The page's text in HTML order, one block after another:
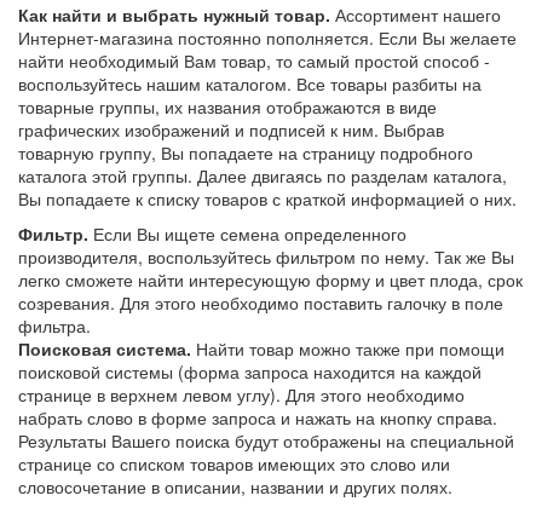
Как найти и выбрать нужный товар. Ассортимент нашего
Интернет-магазина постоянно пополняется. Если Вы желаете
найти необходимый Вам товар, то самый простой способ -
воспользуйтесь нашим каталогом. Все товары разбиты на
товарные группы, их названия отображаются в виде
графических изображений и подписей к ним. Выбрав
товарную группу, Вы попадаете на страницу подробного
каталога этой группы. Далее двигаясь по разделам каталога,
Вы попадаете к списку товаров с краткой информацией о них.
Фильтр. Если Вы ищете семена определенного
производителя, воспользуйтесь фильтром по нему. Так же Вы
легко сможете найти интересующую форму и цвет плода, срок
созревания. Для этого необходимо поставить галочку в поле
фильтра.
Поисковая система. Найти товар можно также при помощи
поисковой системы (форма запроса находится на каждой
странице в верхнем левом углу). Для этого необходимо
набрать слово в форме запроса и нажать на кнопку справа.
Результаты Вашего поиска будут отображены на специальной
странице со списком товаров имеющих это слово или
словосочетание в описании, названии и других полях.